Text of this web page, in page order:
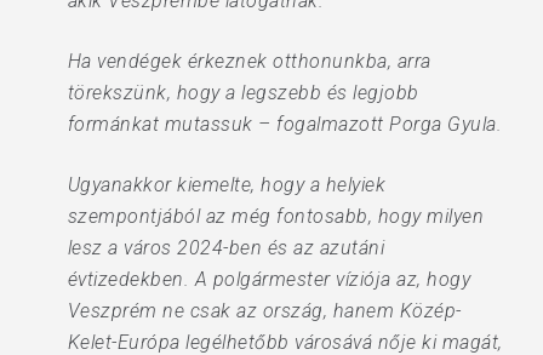
Ha vendégek érkeznek otthonunkba, arra
törekszünk, hogy a legszebb és legjobb
formánkat mutassuk – fogalmazott Porga Gyula.
Ugyanakkor kiemelte, hogy a helyiek
szempontjából az még fontosabb, hogy milyen
lesz a város 2024-ben és az azutáni
évtizedekben. A polgármester víziója az, hogy
Veszprém ne csak az ország, hanem Közép-
Kelet-Európa legélhetőbb városává nője ki magát,